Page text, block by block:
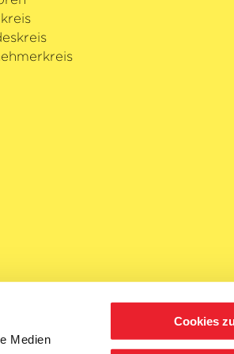
Medien
Cookies